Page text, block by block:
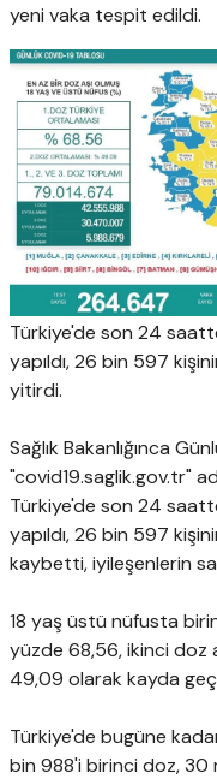
yeni vaka tespit edildi.
Türkiye'de son 24
yapıldı, 26 bin 597
yitirdi.
Sağlık Bakanlığınca
"covid19.saglik.gov.tr"
Türkiye'de son 24
yapıldı, 26 bin 597
kaybetti, iyileşenlerin
18 yaş üstü nüfusta
yüzde 68,56, ikinci doz
49,09 olarak kayda
Türkiye'de bugüne
bin 988'i birinci doz, 30